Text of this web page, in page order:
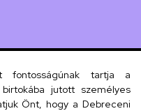
fontosságúnak tartja a
jutott személyes
Önt, hogy a Debreceni